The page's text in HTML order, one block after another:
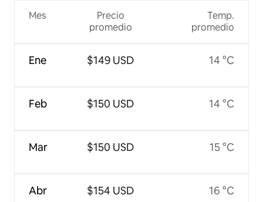
Mes
Ene
Feb
Mar
Abr
Precio
promedio
$149 USD
$150 USD
$150 USD
$154 USD
Temp.
promedio
14 °C
14 °C
15 °C
16 °C